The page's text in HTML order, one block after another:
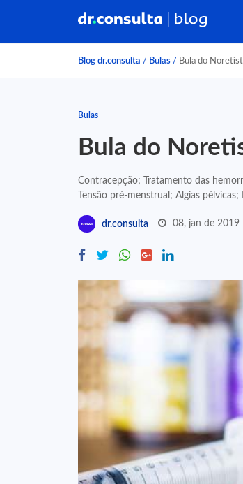
Blog dr.consulta / Bulas / Bula do
Bulas
Bula do
Contracepção; Tratamento das
Tensão pré-menstrual; Algias
dr.consulta 08, jan de 2019